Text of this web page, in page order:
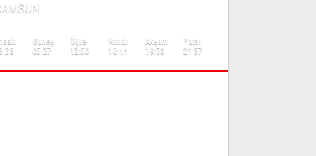
Güneş
05:27
Öğle
12:50
İkindi
16:44
Akşam
19:53
Yatsı
21:37